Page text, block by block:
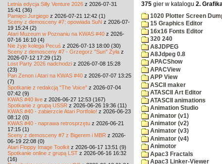
Letnia edycja Silly Venture 2026 z 2026-07-31
15:41 (36)
Pamięci Jurgiego z 2026-07-21 12:42 (1)
Sceny z demosceny #7: opowiada SuN z 2026-07-
19 15:24 (2)
Atari Muzeum w Poznaniu na KWAS #40 z 2026-
07-16 16:10 (4)
Nie żyje kolega Pecuś z 2026-07-13 18:00 (30)
Sceny z demosceny #7 - Grzegorz "Sun" Żyła z
2026-07-12 17:29 (12)
Lost Party 2026 nadchodzi z 2026-07-08 15:28
(23)
Pan Zenon i Atari na KWAS #40 z 2026-07-07 13:25
(7)
Spotkanie z redakcją "The Voice" z 2026-07-04
07:42 (9)
KWAS #40 live z 2026-06-27 12:53 (167)
Spotkanie z grupą USSR z 2026-06-26 19:36 (11)
KWAS #40 - zabierzcie Atari Portfolio! z 2026-06-23
08:12 (0)
KWAS #40 - naprawa retrosprzętu z 2026-06-21
17:15 (1)
Sceny z demosceny #7 z Bigerem i MBR z 2026-
06-19 22:08 (0)
Atari Floppy Image Toolkit z 2026-06-17 13:51 (9)
Spotkanie online z grupą LST z 2026-06-16 16:32
(16)
375 gier w katalogu 2.
1020 Plotter Screen
15 Graphics Editor
16x16 Fonts Editor
320 240
A8JDPEG
A8Jdpeg 0.8
APACShow
APACView
APP View
ASCII maker
ATASCII Art Editor
ATASCII animations
Animation Studio
Animator (v1)
Animator (v2)
Animator (v3)
Animator (v4)
Animotor
Apac3 Fractals
Apac3 Linker-Viewer